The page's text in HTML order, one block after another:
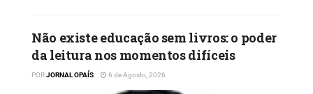
Não existe educação sem livros: o poder
da leitura nos momentos difíceis
PORJORNAL OPAÍS 6 de Agosto, 2026